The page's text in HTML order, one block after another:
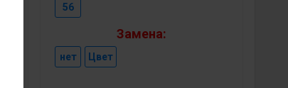
56
Замена:
нет Цвет